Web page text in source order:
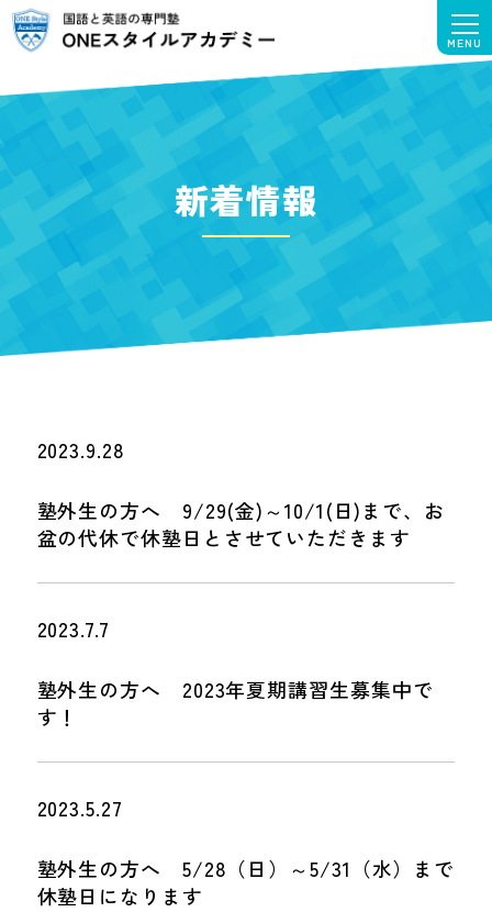
新着情報
2023.9.28
塾外生の方へ 9/29(金)～10/1(日)まで、お
盆の代休で休塾日とさせていただきます
2023.7.7
塾外生の方へ 2023年夏期講習生募集中で
す！
2023.5.27
塾外生の方へ 5/28（日）～5/31（水）まで
休塾日になります